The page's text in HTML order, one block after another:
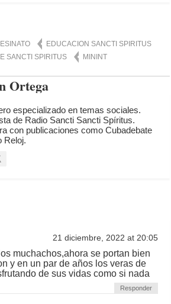
EDUCACION SANCTI SPIRITUS
SANCTI SPIRITUS
MININT
Ortega
especializado en temas sociales.
de Radio Sancti Sancti Spíritus.
con publicaciones como Cubadebate
Reloj.
21 diciembre, 2022 at 20:05
muchachos,ahora se portan bien
y en un par de años los veras de
de sus vidas como si nada
Responder